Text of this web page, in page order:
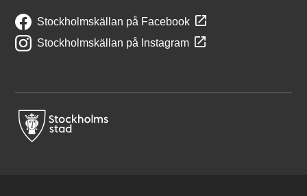
Stockholmskällan på Facebook
Stockholmskällan på Instagram